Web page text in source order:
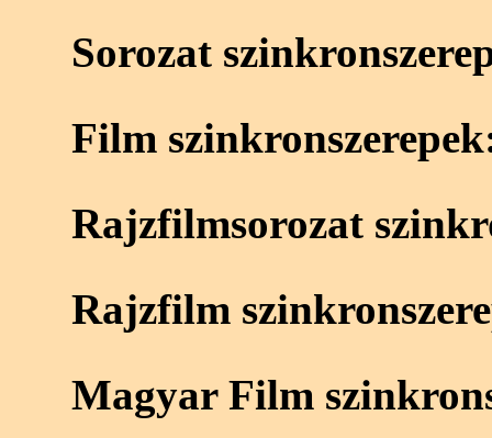
Sorozat
Film
Rajzfilmsorozat
Rajzfilm
Magyar Film